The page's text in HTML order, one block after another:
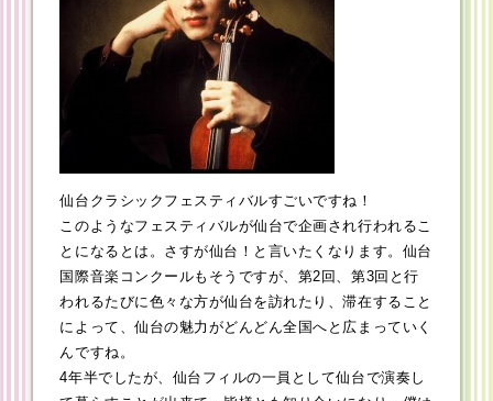
仙台クラシックフェスティバルすごいですね！
このようなフェスティバルが仙台で企画され行われるこ
とになるとは。さすが仙台！と言いたくなります。仙台
国際音楽コンクールもそうですが、第2回、第3回と行
われるたびに色々な方が仙台を訪れたり、滞在すること
によって、仙台の魅力がどんどん全国へと広まっていく
んですね。
4年半でしたが、仙台フィルの一員として仙台で演奏し